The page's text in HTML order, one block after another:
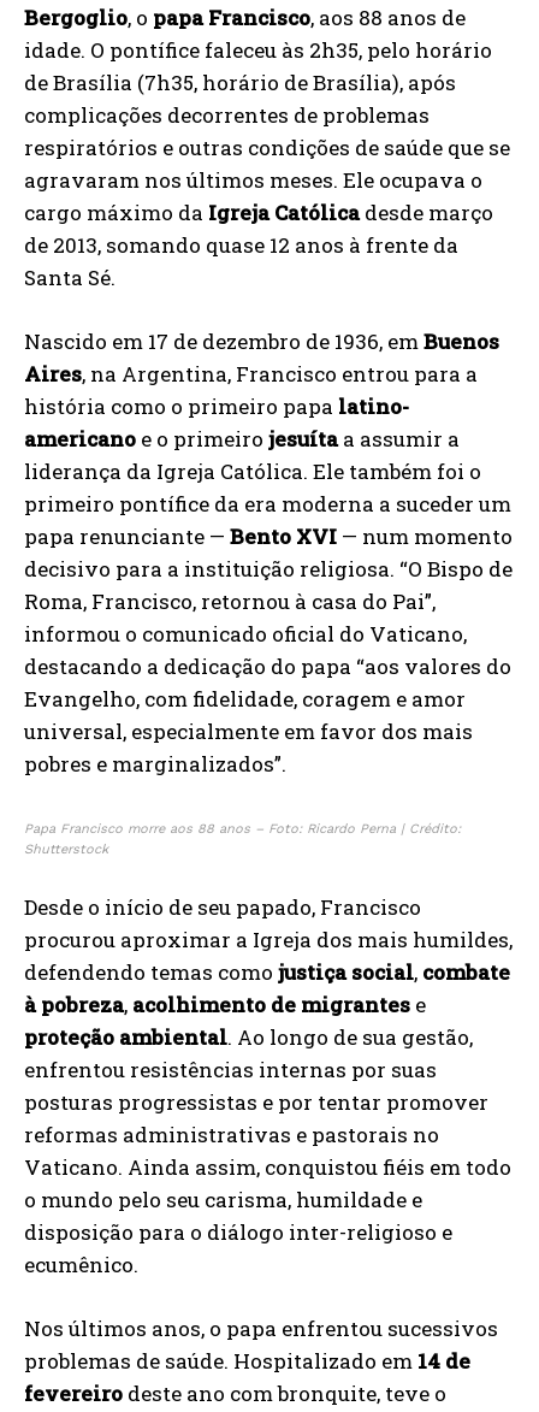
Bergoglio, o papa Francisco, aos 88 anos de
idade. O pontífice faleceu às 2h35, pelo horário
de Brasília (7h35, horário de Brasília), após
complicações decorrentes de problemas
respiratórios e outras condições de saúde que se
agravaram nos últimos meses. Ele ocupava o
cargo máximo da Igreja Católicadesde março
de 2013, somando quase 12 anos à frente da
Santa Sé.
Nascido em 17 de dezembro de 1936, emBuenos
Aires, na Argentina, Francisco entrou para a
história como o primeiro papa latino-
americano e o primeiro jesuítaa assumir a
liderança da Igreja Católica. Ele também foi o
primeiro pontífice da era moderna a suceder um
papa renunciante — Bento XVI — num momento
decisivo para a instituição religiosa. “O Bispo de
Roma, Francisco, retornou à casa do Pai”,
informou o comunicado oficial do Vaticano,
destacando a dedicação do papa “aos valores do
Evangelho, com fidelidade, coragem e amor
universal, especialmente em favor dos mais
pobres e marginalizados”.
Papa Francisco morre aos 88 anos – Foto: Ricardo Perna | Crédito:
Shutterstock
Desde o início de seu papado, Francisco
procurou aproximar a Igreja dos mais humildes,
defendendo temas como justiça social, combate
à pobreza, acolhimento de migrantes e
proteção ambiental. Ao longo de sua gestão,
enfrentou resistências internas por suas
posturas progressistas e por tentar promover
reformas administrativas e pastorais no
Vaticano. Ainda assim, conquistou fiéis em todo
o mundo pelo seu carisma, humildade e
disposição para o diálogo inter-religioso e
ecumênico.
Nos últimos anos, o papa enfrentou sucessivos
problemas de saúde. Hospitalizado em 14 de
fevereiro deste ano com bronquite, teve o